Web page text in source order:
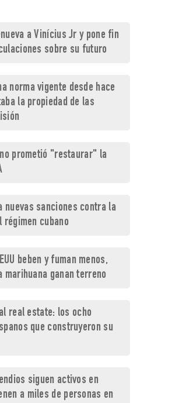
a Vinícius Jr y pone fin
sobre su futuro
norma vigente desde hace
la propiedad de las
prometió "restaurar" la
nuevas sanciones contra la
cubano
beben y fuman menos,
marihuana ganan terreno
real estate: los ocho
que construyeron su
siguen activos en
a miles de personas en